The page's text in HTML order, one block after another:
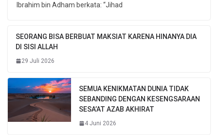
Ibrahim bin Adham berkata: “Jihad
SEORANG BISA BERBUAT MAKSIAT KARENA HINANYA DIA
DI SISI ALLAH
29 Juli 2026
SEMUA KENIKMATAN DUNIA TIDAK
SEBANDING DENGAN KESENGSARAAN
SESA’AT AZAB AKHIRAT
4 Juni 2026